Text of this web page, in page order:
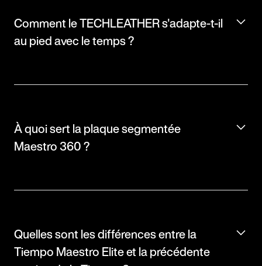
Comment le TECHLEATHER s'adapte-t-il
au pied avec le temps ?
À quoi sert la plaque segmentée
Maestro 360 ?
Quelles sont les différences entre la
Tiempo Maestro Elite et la précédente